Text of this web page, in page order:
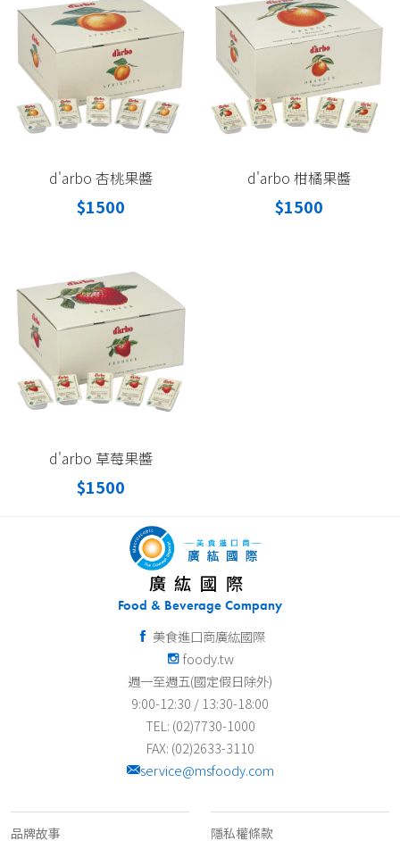
d'arbo 杏桃果醬
$1500
d'arbo 柑橘果醬
$1500
d'arbo 草莓果醬
$1500
廣紘國際
Food & Beverage Company
美食進口商廣紘國際
foody.tw
週一至週五(國定假日除外)
9:00-12:30 / 13:30-18:00
TEL: (02)7730-1000
FAX: (02)2633-3110
service@msfoody.com
品牌故事 隱私權條款